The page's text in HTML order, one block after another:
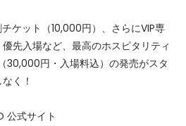
ケット（10,000円）、さらにVIP専
先入場など、最高のホスピタリティ
30,000円・入場料込）の発売がスタ
く！
公式サイト